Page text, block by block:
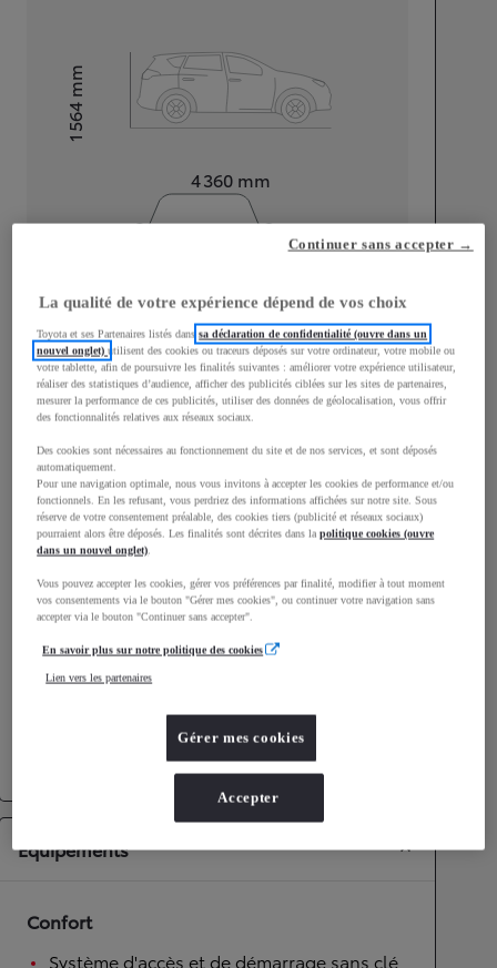
4 360 mm
Hauteur1 564
mm
Largeur
1 830mm
Consommation mixte
Consommation mixte 4,7L/100 km
Émissions CO2
109g/km
Performances
Vitesse maximale
km/h
Roues motrices avant
Boîte automatique
Équipements
Confort
Système d'accès et de démarrage sans clé
La qualité de votre expérience dépend de vos choix
Toyota et ses Partenaires listés danssa déclaration de confidentialité (ouvre dans un
nouvel onglet)utilisent des cookies ou traceurs déposés sur votre ordinateur, votre mobile ou
votre tablette, afin de poursuivre les finalités suivantes : améliorer votre expérience utilisateur,
réaliser des statistiques d’audience, afficher des publicités ciblées sur les sites de partenaires,
mesurer la performance de ces publicités, utiliser des données de géolocalisation, vous offrir
des fonctionnalités relatives aux réseaux sociaux.
Des cookies sont nécessaires au fonctionnement du site et de nos services, et sont déposés
automatiquement.
Pour une navigation optimale, nous vous invitons à accepter les cookies de performance et/ou
fonctionnels. En les refusant, vous perdriez des informations affichées sur notre site. Sous
réserve de votre consentement préalable, des cookies tiers (publicité et réseaux sociaux)
pourraient alors être déposés. Les finalités sont décrites dans lapolitique cookies (ouvre
dans un nouvel onglet).
Vous pouvez accepter les cookies, gérer vos préférences par finalité, modifier à tout moment
vos consentements via le bouton "Gérer mes cookies", ou continuer votre navigation sans
accepter via le bouton "Continuer sans accepter".
En savoir plus sur notre politique des cookies
Lien vers les partenaires
Gérer mes cookies
Continuer sans accepter →
Accepter